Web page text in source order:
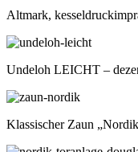
Altmark,
Undeloh LEICHT –
Klassischer Zaun